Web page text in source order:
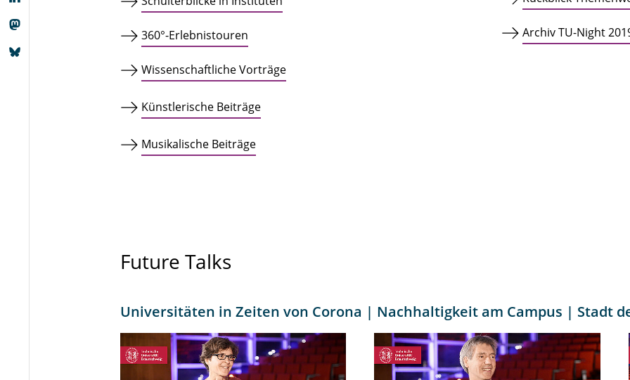
360°-Erlebnistouren
Wissenschaftliche Vorträge
Künstlerische Beiträge
Musikalische Beiträge
Archiv TU-Night
Future Talks
Universitäten in Zeiten von Corona | Nachhaltigkeit am Campus | Stadt